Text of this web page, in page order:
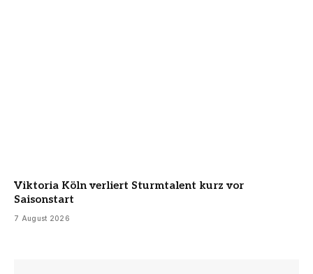
Viktoria Köln verliert Sturmtalent kurz vor
Saisonstart
7 August 2026